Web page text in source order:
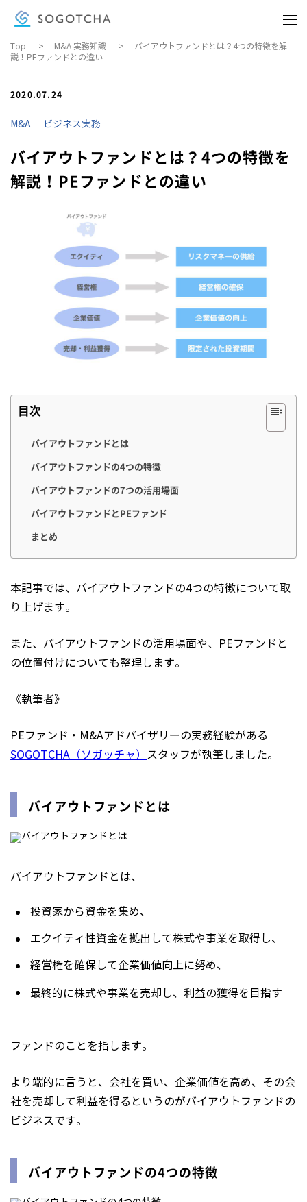
ビジネス実務
COMPANY
会社概要
DOWNLOAD MATERIALS
資料ダウンロード
CONTACT
お問い合わせ
Top > M&A 実務知識 > バイアウトファンドとは？4つの特徴を解
説！PEファンドとの違い
2020.07.24
M&A ビジネス実務
バイアウトファンドとは？4つの特徴を
解説！PEファンドとの違い
目次
バイアウトファンドとは
バイアウトファンドの4つの特徴
バイアウトファンドの7つの活用場面
バイアウトファンドとPEファンド
まとめ
本記事では、バイアウトファンドの4つの特徴について取
り上げます。
また、バイアウトファンドの活用場面や、PEファンドと
の位置付けについても整理します。
《執筆者》
PEファンド・M&Aアドバイザリーの実務経験がある
SOGOTCHA（ソガッチャ） スタッフが執筆しました。
バイアウトファンドとは
バイアウトファンドとは、
投資家から資金を集め、
エクイティ性資金を拠出して株式や事業を取得し、
経営権を確保して企業価値向上に努め、
最終的に株式や事業を売却し、利益の獲得を目指す
ファンドのことを指します。
より端的に言うと、会社を買い、企業価値を高め、その会
社を売却して利益を得るというのがバイアウトファンドの
ビジネスです。
バイアウトファンドの4つの特徴